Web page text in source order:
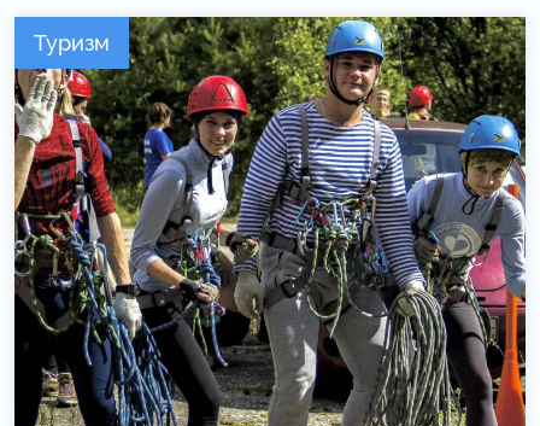
Туризм